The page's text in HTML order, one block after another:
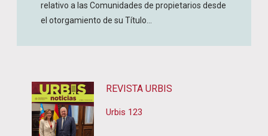
relativo a las Comunidades de propietarios desde
el otorgamiento de su Título...
REVISTA URBIS
Urbis 123